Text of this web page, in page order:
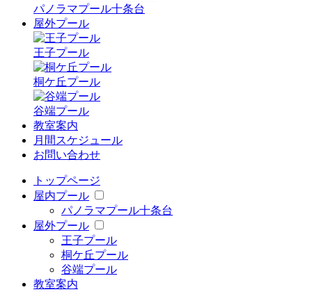
パノラマプール十条台
屋外プール
王子プール
桐ケ丘プール
谷端プール
教室案内
月間スケジュール
お問い合わせ
トップページ
屋内プール
パノラマプール十条台
屋外プール
王子プール
桐ケ丘プール
谷端プール
教室案内